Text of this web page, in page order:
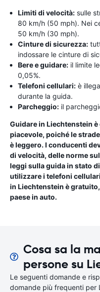
Limiti di velocità: sulle
80 km/h (50 mph). Nei
50 km/h (30 mph).
Cinture di sicurezza:
indossare le cinture di
Bere e guidare: il limite
0,05%.
Telefoni cellulari: è
durante la guida.
Parcheggio: il
Guidare in Liechtenstein
piacevole, poiché le
è leggero. I conducenti
di velocità, delle norme
leggi sulla guida in stato
utilizzare i telefoni
in Liechtenstein è
paese in auto.
Cosa sa la
persone su
Le seguenti domande e
domande più frequenti per